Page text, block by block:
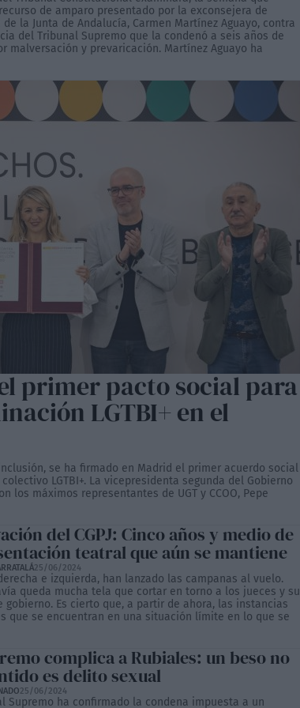
de amparo presentado por la exconsejera de
de la Junta de Andalucía, Carmen Martínez Aguayo, contra
del Tribunal Supremo que la condenó a seis años de
malversación y prevaricación. Martínez Aguayo ha
primer pacto social para
LGTBI+ en el
se ha firmado en Madrid el primer acuerdo social
LGTBI+. La vicepresidenta segunda del Gobierno
los máximos representantes de UGT y CCOO, Pepe
del CGPJ: Cinco años y medio de
teatral que aún se mantiene
25/06/2024
e izquierda, han lanzado las campanas al vuelo.
queda mucha tela que cortar en torno a los jueces y su
gobierno. Es cierto que, a partir de ahora, las instancias
que se encuentran en una situación límite en lo que se
complica a Rubiales: un beso no
es delito sexual
25/06/2024
Supremo ha confirmado la condena impuesta a un